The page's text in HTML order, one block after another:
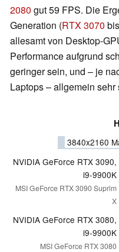
2080 gut 59 FPS. Die
Generation (RTX 3070 bis
allesamt von Desktop-
Performance aufgrund
geringer sein, und – je
Laptops – allgemein sehr
3840x2160
NVIDIA GeForce RTX 3090,
i9-9900K
MSI GeForce RTX 3090 Suprim
X
NVIDIA GeForce RTX 3080,
i9-9900K
MSI GeForce RTX 3080